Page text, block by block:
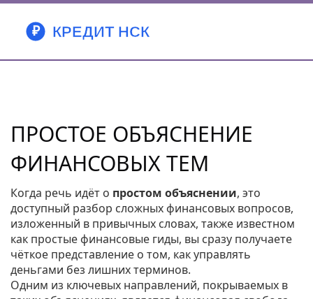
ПРОСТОЕ ОБЪЯСНЕНИЕ
ФИНАНСОВЫХ ТЕМ
Когда речь идёт о простом объяснении, это
доступный разбор сложных финансовых вопросов,
изложенный в привычных словах, также известном
как простые финансовые гиды, вы сразу получаете
чёткое представление о том, как управлять
деньгами без лишних терминов.
Одним из ключевых направлений, покрываемых в